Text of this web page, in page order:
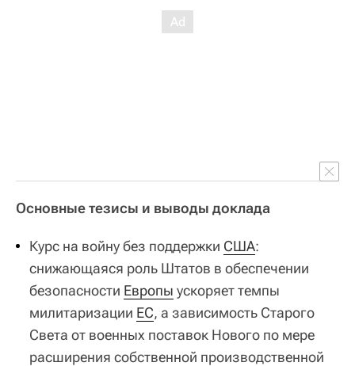
Основные тезисы и выводы доклада
Курс на войну без поддержки США:
снижающаяся роль Штатов в обеспечении
безопасности Европы ускоряет темпы
милитаризации ЕС, а зависимость Старого
Света от военных поставок Нового по мере
расширения собственной производственной